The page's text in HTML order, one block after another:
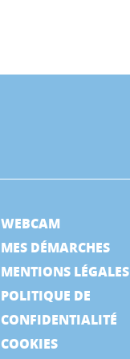
WEBCAM
MES DÉMARCHES
MENTIONS LÉGALES
POLITIQUE DE
CONFIDENTIALITÉ
COOKIES